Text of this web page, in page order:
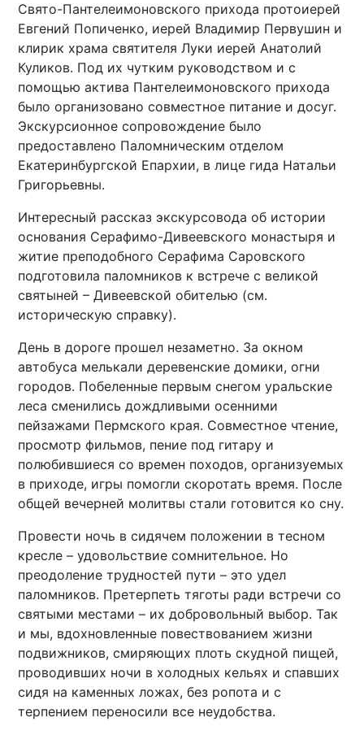
Свято-Пантелеимоновского прихода протоиерей
Евгений Попиченко, иерей Владимир Первушин и
клирик храма святителя Луки иерей Анатолий
Куликов. Под их чутким руководством и с
помощью актива Пантелеимоновского прихода
было организовано совместное питание и досуг.
Экскурсионное сопровождение было
предоставлено Паломническим отделом
Екатеринбургской Епархии, в лице гида Натальи
Григорьевны.
Интересный рассказ экскурсовода об истории
основания Серафимо-Дивеевского монастыря и
житие преподобного Серафима Саровского
подготовила паломников к встрече с великой
святыней – Дивеевской обителью (см.
историческую справку).
День в дороге прошел незаметно. За окном
автобуса мелькали деревенские домики, огни
городов. Побеленные первым снегом уральские
леса сменились дождливыми осенними
пейзажами Пермского края. Совместное чтение,
просмотр фильмов, пение под гитару и
полюбившиеся со времен походов, организуемых
в приходе, игры помогли скоротать время. После
общей вечерней молитвы стали готовится ко сну.
Провести ночь в сидячем положении в тесном
кресле – удовольствие сомнительное. Но
преодоление трудностей пути – это удел
паломников. Претерпеть тяготы ради встречи со
святыми местами – их добровольный выбор. Так
и мы, вдохновленные повествованием жизни
подвижников, смиряющих плоть скудной пищей,
проводивших ночи в холодных кельях и cпавших
сидя на каменных ложах, без ропота и с
терпением переносили все неудобства.